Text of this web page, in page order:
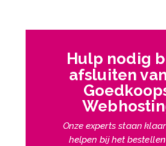
Hulp nodig
afsluiten
Onze experts staan
helpen bij het